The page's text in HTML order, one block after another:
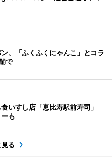
、「ふくふくにゃんこ」とコラ
で
いすし店「恵比寿駅前寿司」
も
見る